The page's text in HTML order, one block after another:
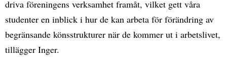
driva föreningens verksamhet framåt, vilket gett våra
studenter en inblick i hur de kan arbeta för förändring av
begränsande könsstrukturer när de kommer ut i arbetslivet,
tillägger Inger.